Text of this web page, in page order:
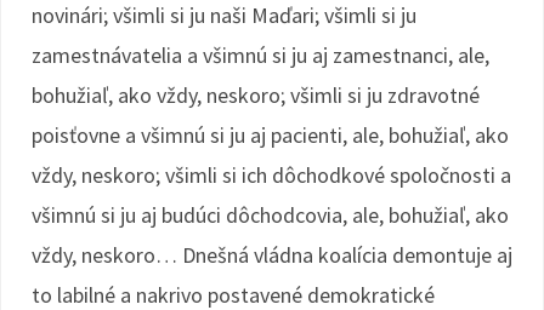
novinári; všimli si ju naši Maďari; všimli si ju
zamestnávatelia a všimnú si ju aj zamestnanci, ale,
bohužiaľ, ako vždy, neskoro; všimli si ju zdravotné
poisťovne a všimnú si ju aj pacienti, ale, bohužiaľ, ako
vždy, neskoro; všimli si ich dôchodkové spoločnosti a
všimnú si ju aj budúci dôchodcovia, ale, bohužiaľ, ako
vždy, neskoro… Dnešná vládna koalícia demontuje aj
to labilné a nakrivo postavené demokratické